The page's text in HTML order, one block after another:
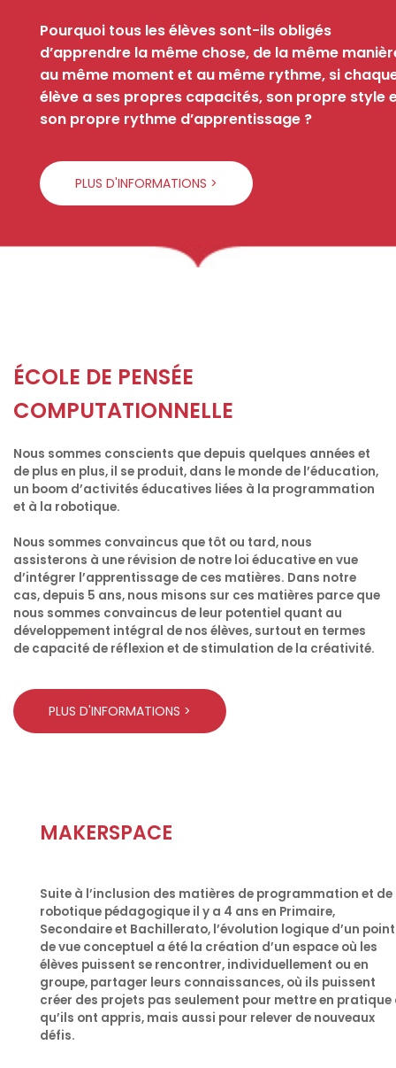
Pourquoi tous les élèves sont-ils obligés
d’apprendre la même chose, de la même
au même moment et au même rythme, si
élève a ses propres capacités, son propre style
son propre rythme d’apprentissage ?
PLUS D'INFORMATIONS >
ÉCOLE DE PENSÉE
COMPUTATIONNELLE
Nous sommes conscients que depuis quelques années et
de plus en plus, il se produit, dans le monde de l’éducation,
un boom d’activités éducatives liées à la programmation
et à la robotique.
Nous sommes convaincus que tôt ou tard, nous
assisterons à une révision de notre loi éducative en vue
d’intégrer l’apprentissage de ces matières. Dans notre
cas, depuis 5 ans, nous misons sur ces matières parce que
nous sommes convaincus de leur potentiel quant au
développement intégral de nos élèves, surtout en termes
de capacité de réflexion et de stimulation de la créativité.
PLUS D'INFORMATIONS >
MAKERSPACE
Suite à l’inclusion des matières de programmation et de
robotique pédagogique il y a 4 ans en Primaire,
Secondaire et Bachillerato, l’évolution logique d’un point
de vue conceptuel a été la création d’un espace où les
élèves puissent se rencontrer, individuellement ou en
groupe, partager leurs connaissances, où ils puissent
créer des projets pas seulement pour mettre en pratique
qu’ils ont appris, mais aussi pour relever de nouveaux
défis.